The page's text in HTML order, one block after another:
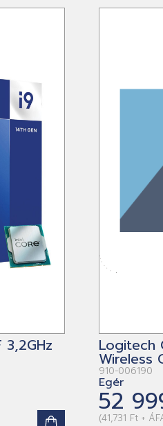
Logitech
Wireless
910-006190
Egér
52
(41,731 Ft +